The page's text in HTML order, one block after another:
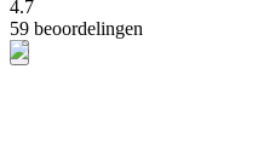
4.7
59 beoordelingen